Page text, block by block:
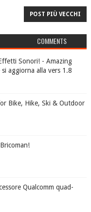
POST PIÙ VECCHI
COMMENTS
Sonori! - Amazing
aggiorna alla vers 1.8
Bike, Hike, Ski & Outdoor
Qualcomm quad-